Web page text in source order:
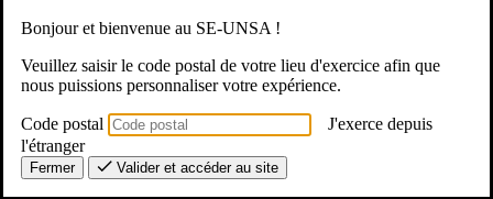
Il est présidé par M. Brevet, IA-DASEN, assisté de M. Maurange,
IA-Adjoint, Mme Ruffinoni, Secrétaire Générale, M. Vaubourdolle,
de la DIPER.
Nous débutons la séance par la lecture des déclarations
liminaires.
Bonjour et bienvenue au SE-UNSA !
Veuillez saisir le code postal de votre lieu d'exercice afin que
nous puissions personnaliser votre expérience.
Code postal
J'exerce depuis
l'étranger
Fermer Valider et accéder au site